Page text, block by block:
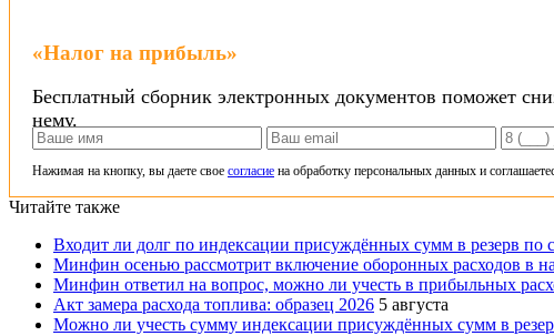
«Налог на прибыль»
Бесплатный сборник электронных документов поможет
нему.
Нажимая на кнопку, вы даете свое согласие на обработку персональных данных и
Читайте также
Входит ли долг по индексации присуждённых сумм в резерв по
Минфин осенью рассмотрит включение оборонных расходов в
Минфин ответил на вопрос, можно ли учесть в прибыльных
Акт замера расхода топлива: образец 2026 5 августа
Можно ли учесть сумму индексации присуждённых сумм в